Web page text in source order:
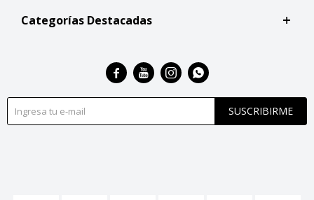
Categorías Destacadas
SUSCRIBIRME
   